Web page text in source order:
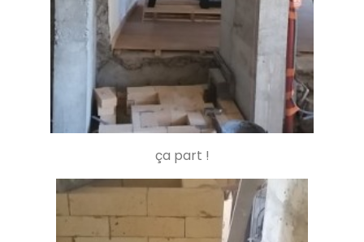
Poêle L en Haute-Saône
Trésilley 70190
PDM taille L
Le Poizat-Lalleyriat 01130
Poêle de masse Oxalis modèle XL
Le Cergne 42460
ça part !